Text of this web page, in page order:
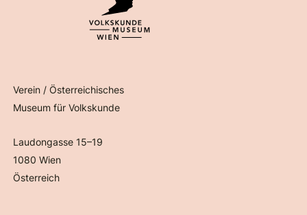
Verein / Österreichisches
Museum für Volkskunde
Laudongasse 15–19
1080 Wien
Österreich